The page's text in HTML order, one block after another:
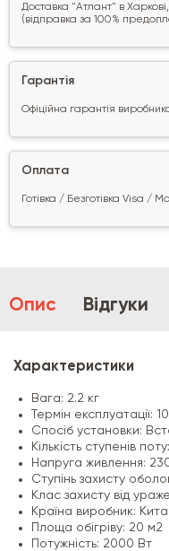
Доставка "Атлант" в
(відправка за 100%
Гарантія
Офіційна гарантія
Оплата
Готівка / Безготівка Visa /
Опис Відгуки
Характеристики
Вага: 2.2 кг
Термін експлуатації:
Спосіб установки:
Кількість ступенів
Напруга живлення:
Ступінь захисту
Клас захисту від
Країна виробник:
Площа обігріву: 20 м2
Потужність: 2000 Вт